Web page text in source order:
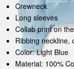
Crewneck
Long sleeves
Collab print on
Ribbing neckline,
Color: Light Blue
Material: 100%